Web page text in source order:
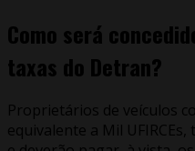
Como será
taxas do Detran?
Proprietários de veículos
equivalente a Mil